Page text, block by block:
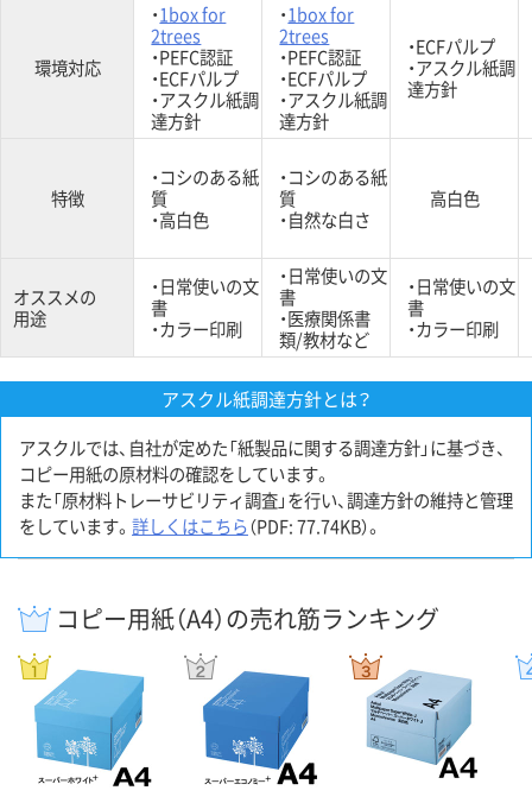
環境対応
・1box for
2trees
・PEFC認証
・ECFパルプ
・アスクル紙調
達方針
・1box for
2trees
・PEFC認証
・ECFパルプ
・アスクル紙調
達方針
・ECFパルプ
・アスクル紙調
達方針
特徴
・コシのある紙
質
・高白色
・コシのある紙
質
・自然な白さ
高白色
オススメの
用途
・日常使いの文
書
・カラー印刷
・日常使いの文
書
・医療関係書
類/教材など
・日常使いの文
書
・カラー印刷
アスクル紙調達方針とは？
アスクルでは、自社が定めた「紙製品に関する調達方針」に基づき、
コピー用紙の原材料の確認をしています。
また「原材料トレーサビリティ調査」を行い、調達方針の維持と管理
をしています。 詳しくはこちら（PDF: 77.74KB）。
コピー用紙（A4）の売れ筋ランキング